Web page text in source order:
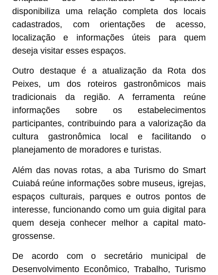
disponibiliza uma relação completa dos locais
cadastrados, com orientações de acesso,
localização e informações úteis para quem
deseja visitar esses espaços.
Outro destaque é a atualização da Rota dos
Peixes, um dos roteiros gastronômicos mais
tradicionais da região. A ferramenta reúne
informações sobre os estabelecimentos
participantes, contribuindo para a valorização da
cultura gastronômica local e facilitando o
planejamento de moradores e turistas.
Além das novas rotas, a aba Turismo do Smart
Cuiabá reúne informações sobre museus, igrejas,
espaços culturais, parques e outros pontos de
interesse, funcionando como um guia digital para
quem deseja conhecer melhor a capital mato-
grossense.
De acordo com o secretário municipal de
Desenvolvimento Econômico, Trabalho, Turismo